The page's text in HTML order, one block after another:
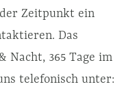
Zeitpunkt ein
Das
Nacht, 365 Tage im
telefonisch unter: